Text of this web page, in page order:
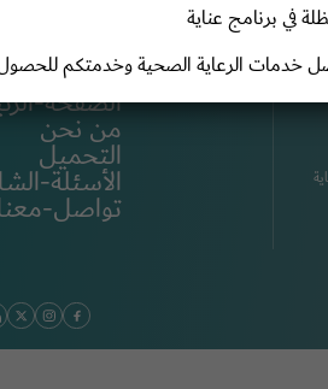
الروابط
الصفحة-
من نحن
التحميل
الأسئلة-
تواصل-
في برنامج عناية
خدمات الرعاية الصحية وخدمتكم للحصول